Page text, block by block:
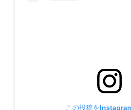
この投稿を